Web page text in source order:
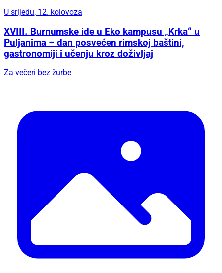
U srijedu, 12. kolovoza
XVIII. Burnumske ide u Eko kampusu „Krka“ u
Puljanima – dan posvećen rimskoj baštini,
gastronomiji i učenju kroz doživljaj
Za večeri bez žurbe